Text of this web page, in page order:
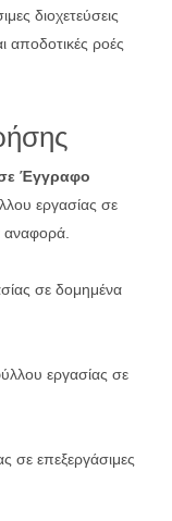
διοχετεύσεις
αποδοτικές ροές
Έγγραφο
εργασίας σε
αναφορά.
σε δομημένα
εργασίας σε
σε επεξεργάσιμες